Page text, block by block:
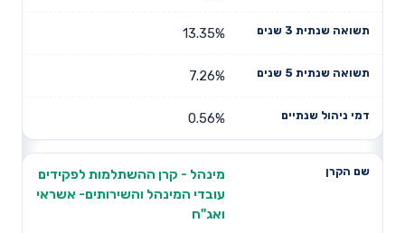
13.35%
7.26%
0.56%
מינהל - קרן ההשתלמות לפקידים
עובדי המינהל והשירותים- אשראי
ואג"ח